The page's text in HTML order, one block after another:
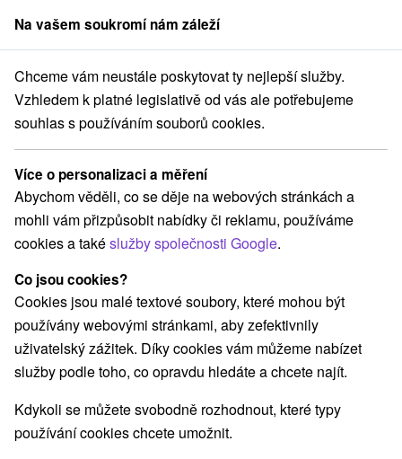
člen skupinySorger
Slovensko Bratislavský kraj Bratislava - Ružinov Zlaté Piesky
Zlaté Piesky
Domovská stránka Navigovat do místa
+421 2 442 570 18 zlatepiesky@starz.sk
Facebook
Areál zdravia Zlaté piesky
Senecká 2
Bratislava
GPS:
N +48° 11' 3.12''
E +17° 11' 25.38''
Na vašem soukromí nám záleží
Chceme vám neustále poskytovat ty nejlepší služby.
Vzhledem k platné legislativě od vás ale potřebujeme
souhlas s používáním souborů cookies.
Více o personalizaci a měření
Abychom věděli, co se děje na webových stránkách a
mohli vám přizpůsobit nabídky či reklamu, používáme
cookies a takéslužby společnosti Google.
Co jsou cookies?
Cookies jsou malé textové soubory, které mohou být
používány webovými stránkami, aby zefektivnily
uživatelský zážitek. Díky cookies vám můžeme nabízet
služby podle toho, co opravdu hledáte a chcete najít.
Kdykoli se můžete svobodně rozhodnout, které typy
používání cookies chcete umožnit.